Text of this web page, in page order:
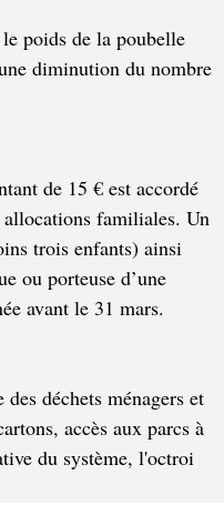
poids de la poubelle
diminution du nombre
de 15 € est accordé
familiales. Un
trois enfants) ainsi
ou porteuse d’une
avant le 31 mars.
déchets ménagers et
accès aux parcs à
du système, l'octroi